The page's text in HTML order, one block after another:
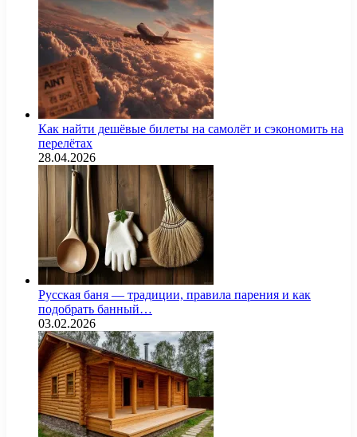
Как найти дешёвые билеты на самолёт и сэкономить на
перелётах
28.04.2026
Русская баня — традиции, правила парения и как
подобрать банный…
03.02.2026